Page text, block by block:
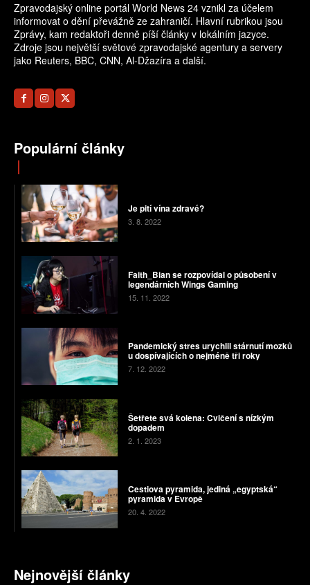
Zpravodajský online portál World News 24 vznikl za účelem
informovat o dění převážně ze zahraničí. Hlavní rubrikou jsou
Zprávy, kam redaktoři denně píší články v lokálním jazyce.
Zdroje jsou největší světové zpravodajské agentury a servery
jako Reuters, BBC, CNN, Al-Džazíra a další.
Populární články
Je pití vína zdravé?
3. 8. 2022
Faith_Bian se rozpovídal o působení v
legendárních Wings Gaming
15. 11. 2022
Pandemický stres urychlil stárnutí mozků
u dospívajících o nejméně tři roky
7. 12. 2022
Šetřete svá kolena: Cvičení s nízkým
dopadem
2. 1. 2023
Cestiova pyramida, jediná „egyptská“
pyramida v Evropě
20. 4. 2022
Nejnovější články